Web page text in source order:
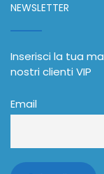
NEWSLETTER
Inserisci la tua
nostri clienti VIP
Email